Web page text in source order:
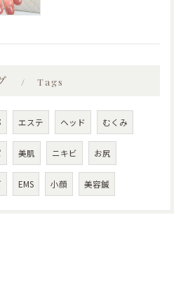
Tags
エステ ヘッド むくみ
美肌 ニキビ お尻
EMS 小顔 美容鍼